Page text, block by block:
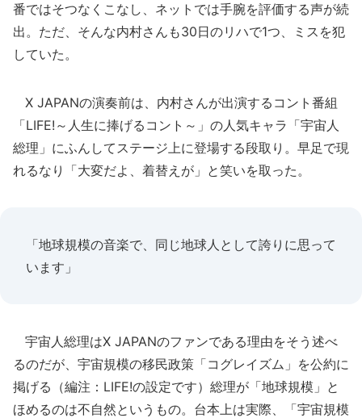
番ではそつなくこなし、ネットでは手腕を評価する声が続
出。ただ、そんな内村さんも30日のリハで1つ、ミスを犯
していた。
X JAPANの演奏前は、内村さんが出演するコント番組
「LIFE!～人生に捧げるコント～」の人気キャラ「宇宙人
総理」にふんしてステージ上に登場する段取り。早足で現
れるなり「大変だよ、着替えが」と笑いを取った。
「地球規模の音楽で、同じ地球人として誇りに思って
います」
宇宙人総理はX JAPANのファンである理由をそう述べ
るのだが、宇宙規模の移民政策「コグレイズム」を公約に
掲げる（編注：LIFE!の設定です）総理が「地球規模」と
ほめるのは不自然というもの。台本上は実際、「宇宙規模